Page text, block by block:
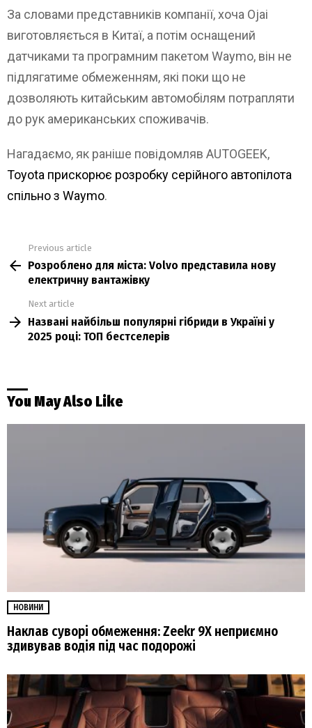
За словами представників компанії, хоча Ojai
виготовляється в Китаї, а потім оснащений
датчиками та програмним пакетом Waymo, він не
підлягатиме обмеженням, які поки що не
дозволяють китайським автомобілям потрапляти
до рук американських споживачів.
Нагадаємо, як раніше повідомляв AUTOGEEK,
Toyota прискорює розробку серійного автопілота
спільно з Waymo.
more
Previous article
Розроблено для міста: Volvo представила нову
електричну вантажівку
Next article
Названі найбільш популярні гібриди в Україні у
2025 році: ТОП бестселерів
You May Also Like
НОВИНИ
Наклав суворі обмеження: Zeekr 9X неприємно
здивував водія під час подорожі